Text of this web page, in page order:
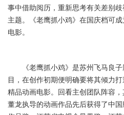
事中借助阅历，重新思考有关差别
主题。《老鹰抓小鸡》在国庆档可
电影。
《老鹰抓小鸡》是苏州飞马良子
目，在创作初期便明确要将其倾力
精品动画电影。回看主创团队阵容
董龙执导的动画作品先后获得了中